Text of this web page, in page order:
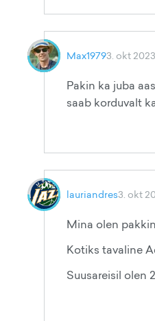
Max19793. okt
Pakin ka juba
saab korduvalt
lauriandres3. okt
Mina olen
Kotiks tavaline
Suusareisil olen